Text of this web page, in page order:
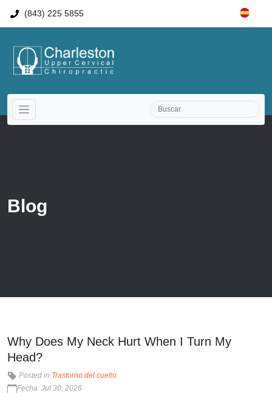
(843) 225 5855
Blog
Why Does My Neck Hurt When I Turn My
Head?
Posted in Trastorno del cuello
Fecha: Jul 30, 2026